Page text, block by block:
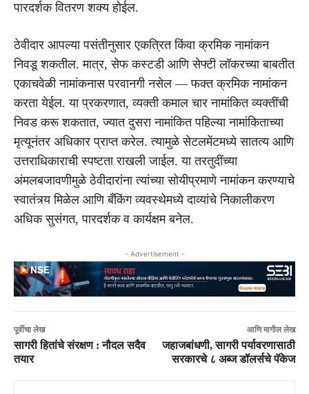
पारदर्शक वितरण शक्य होईल.
ठेवीदार आपल्या पसंतीनुसार एकत्रित किंवा क्रमिक नामांकन
निवडू शकतील. मात्र, सेफ कस्टडी आणि सेफ्टी लॉकरच्या बाबतीत
एकाचवेळी नामांकनास परवानगी नसेल — फक्त क्रमिक नामांकन
करता येईल. या प्रकरणात, व्यक्ती कमाल चार नामांकित व्यक्तींची
निवड करू शकतात, ज्यात दुसरा नामांकित पहिल्या नामांकिताच्या
मृत्यूनंतर अधिकार प्राप्त करेल. त्यामुळे सेटलमेंटमध्ये सातत्य आणि
उत्तराधिकाराची स्पष्टता राखली जाईल. या तरतुदींच्या
अंमलबजावणीमुळे ठेवीदारांना त्यांच्या सोयीप्रमाणे नामांकन करण्याचे
स्वातंत्र्य मिळेल आणि बँकिंग व्यवस्थेमध्ये दाव्यांचे निकालीकरण
अधिक सुसंगत, पारदर्शक व कार्यक्षम बनेल.
- Advertisement -
पूर्वीचा लेख
सागरी हितांचे संरक्षण : नौदल सदैव
तयार
आणि मागील लेख
जहाजबांधणी, सागरी पर्यावरणासाठी
सरकारचे ८ अब्ज डॉलर्सचे पॅकेज